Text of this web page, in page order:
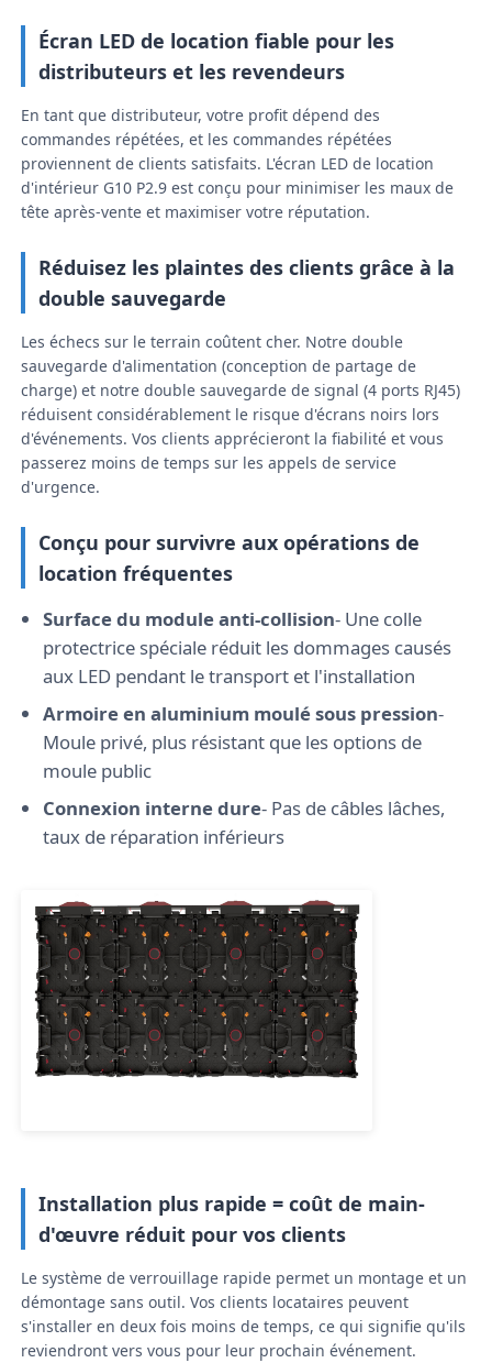
Produits
Vidéos
Spectacle de réalité virtuelle
Visite de l'usine
Contrôle de qualité
Nous contacter
Nouvelles
Demander un devis
Affichage de mur vidéo LED
écran d'affichage LED
Location d'écrans à LED
Mur vidéo LED COB
Affichage LED transparent
Écran LED de location fiable pour les
distributeurs et les revendeurs
En tant que distributeur, votre profit dépend des
commandes répétées, et les commandes répétées
proviennent de clients satisfaits. L'écran LED de location
d'intérieur G10 P2.9 est conçu pour minimiser les maux de
tête après-vente et maximiser votre réputation.
Réduisez les plaintes des clients grâce à la
double sauvegarde
Les échecs sur le terrain coûtent cher. Notre double
sauvegarde d'alimentation (conception de partage de
charge) et notre double sauvegarde de signal (4 ports RJ45)
réduisent considérablement le risque d'écrans noirs lors
d'événements. Vos clients apprécieront la fiabilité et vous
passerez moins de temps sur les appels de service
d'urgence.
Conçu pour survivre aux opérations de
location fréquentes
Surface du module anti-collision- Une colle
protectrice spéciale réduit les dommages causés
aux LED pendant le transport et l'installation
Armoire en aluminium moulé sous pression-
Moule privé, plus résistant que les options de
moule public
Connexion interne dure- Pas de câbles lâches,
taux de réparation inférieurs
Installation plus rapide = coût de main-
d'œuvre réduit pour vos clients
Le système de verrouillage rapide permet un montage et un
démontage sans outil. Vos clients locataires peuvent
s'installer en deux fois moins de temps, ce qui signifie qu'ils
reviendront vers vous pour leur prochain événement.